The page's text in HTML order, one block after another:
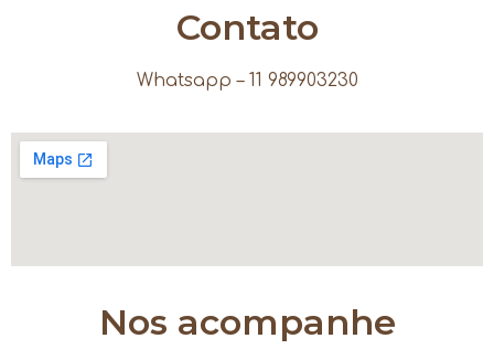
Contato
Whatsapp – 11 989903230
Nos acompanhe